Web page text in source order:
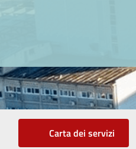
Carta dei servizi